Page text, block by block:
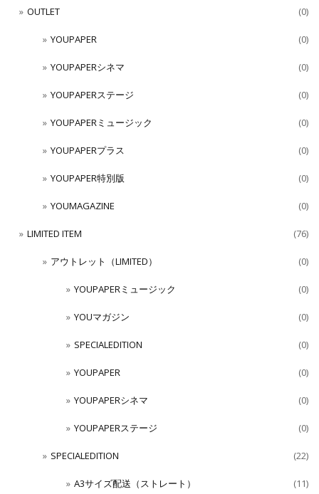
OUTLET (0)
YOUPAPER (0)
YOUPAPERシネマ (0)
YOUPAPERステージ (0)
YOUPAPERミュージック (0)
YOUPAPERプラス (0)
YOUPAPER特別版 (0)
YOUMAGAZINE (0)
LIMITED ITEM (76)
アウトレット（LIMITED） (0)
YOUPAPERミュージック (0)
YOUマガジン (0)
SPECIALEDITION (0)
YOUPAPER (0)
YOUPAPERシネマ (0)
YOUPAPERステージ (0)
SPECIALEDITION (22)
A3サイズ配送（ストレート） (11)